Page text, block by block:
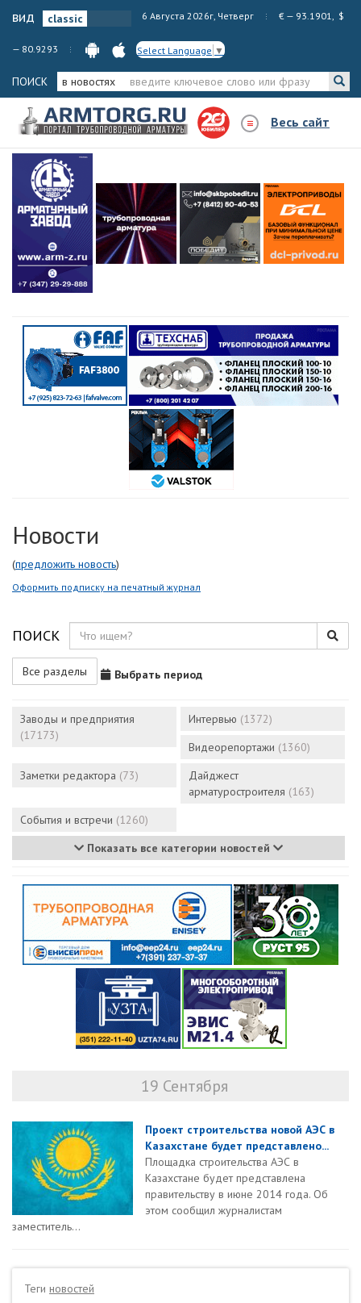
вид 6 Августа 2026г, Четверг € — 93.1901, $
— 80.9293 Select Language ▼
ПОИСК в новостях
Весь сайт
Новости
(предложить новость)
Оформить подписку на печатный журнал
ПОИСК
Все разделы Выбрать период
Заводы и предприятия
(17173)
Интервью (1372)
Видеорепортажи (1360)
Заметки редактора (73)
Дайджест
арматуростроителя (163)
События и встречи (1260)
Показать все категории новостей
19 Сентября
Проект строительства новой АЭС в
Казахстане будет представлено...
Площадка строительства АЭС в
Казахстане будет представлена
правительству в июне 2014 года. Об
этом сообщил журналистам
заместитель...
Теги новостей